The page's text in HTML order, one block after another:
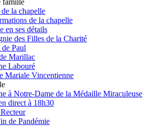
la chapelle
de la chapelle
en ses détails
des Filles de la Charité
Paul
Marillac
Labouré
Mariale Vincentienne
à Notre-Dame de la Médaille Miraculeuse
direct à 18h30
de Pandémie